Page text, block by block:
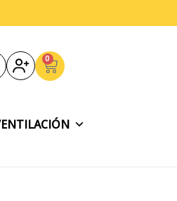
0
Carrito